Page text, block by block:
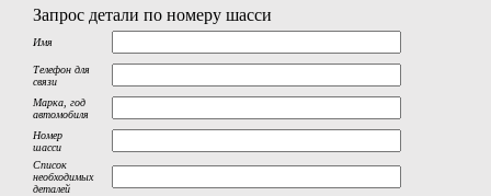
Запрос детали по номеру шасси
Имя
Телефон для
связи
Марка, год
автомобиля
Номер
шасси
Список
необходимых
деталей